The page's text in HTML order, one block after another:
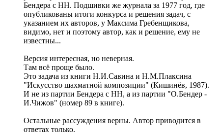
Бендера с НН. Подшивки же журнала за 1977 год, где
опубликованы итоги конкурса и решения задач, с
указанием их авторов, у Максима Гребенщикова,
видимо, нет и поэтому автор, как и решение, ему не
известны...
Версия интересная, но неверная.
Там всё проще было.
Это задача из книги Н.И.Савина и Н.М.Плаксина
"Искусство шахматной композиции" (Кишинёв, 1987).
И не из партии Бендера с НН, а из партии "О.Бендер -
И.Чижов" (номер 89 в книге).
Остальные рассуждения верны. Автор приводится в
ответах только.